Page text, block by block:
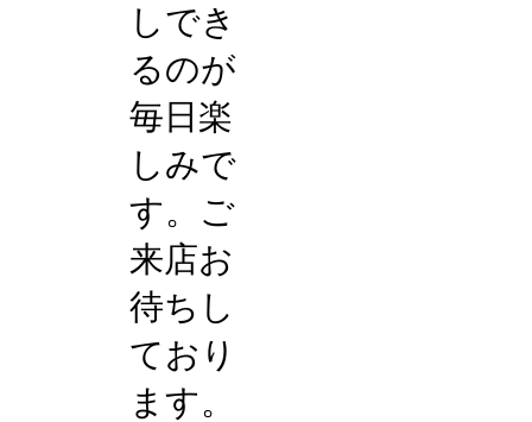
しでき
るのが
毎日楽
しみで
す。ご
来店お
待ちし
ており
ます。